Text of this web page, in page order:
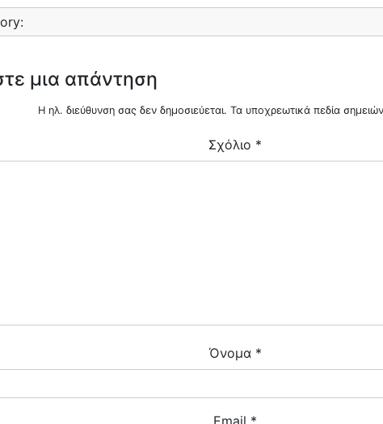
€470 €300
μια απάντηση
Η ηλ. διεύθυνση σας δεν δημοσιεύεται. Τα υποχρεωτικά πεδία
Σχόλιο *
Όνομα *
Email *